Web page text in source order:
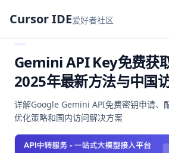
Cursor IDE爱好者社区
Gemini API Key免费获
2025年最新方法与中国
详解Google Gemini API免费密钥申请、
优化策略和国内访问解决方案